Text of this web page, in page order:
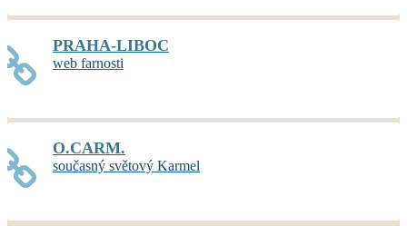
PRAHA-LIBOC
web farnosti
O.CARM.
současný světový Karmel